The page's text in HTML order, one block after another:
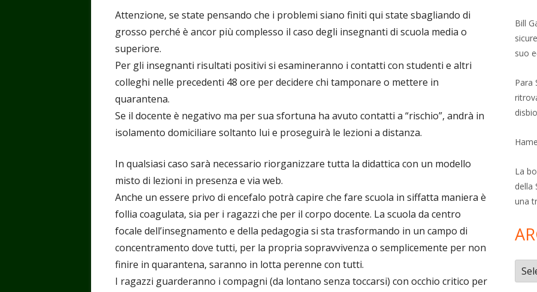
Attenzione, se state pensando che i problemi siano finiti qui state sbagliando di
grosso perché è ancor più complesso il caso degli insegnanti di scuola media o
superiore.
Per gli insegnanti risultati positivi si esamineranno i contatti con studenti e altri
colleghi nelle precedenti 48 ore per decidere chi tamponare o mettere in
quarantena.
Se il docente è negativo ma per sua sfortuna ha avuto contatti a “rischio”, andrà in
isolamento domiciliare soltanto lui e proseguirà le lezioni a distanza.
In qualsiasi caso sarà necessario riorganizzare tutta la didattica con un modello
misto di lezioni in presenza e via web.
Anche un essere privo di encefalo potrà capire che fare scuola in siffatta maniera è
follia coagulata, sia per i ragazzi che per il corpo docente. La scuola da centro
focale dell’insegnamento e della pedagogia si sta trasformando in un campo di
concentramento dove tutti, per la propria sopravvivenza o semplicemente per non
finire in quarantena, saranno in lotta perenne con tutti.
I ragazzi guarderanno i compagni (da lontano senza toccarsi) con occhio critico per
Bill
suo
Para
La
della
una